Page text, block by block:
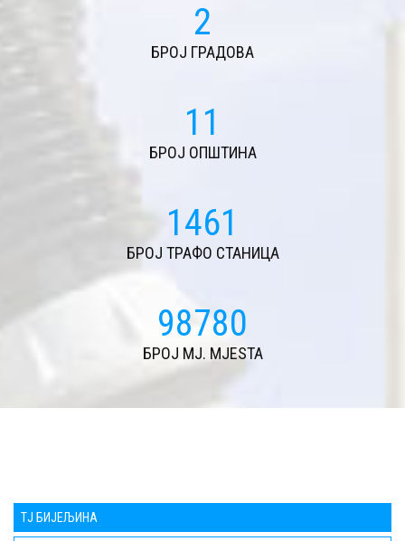
2
БРОЈ ГРАДОВА
11
БРОЈ ОПШТИНА
1590
БРОЈ ТРАФО СТАНИЦА
107557
БРОЈ MJ. MJESTA
TЈ БИЈЕЉИНА